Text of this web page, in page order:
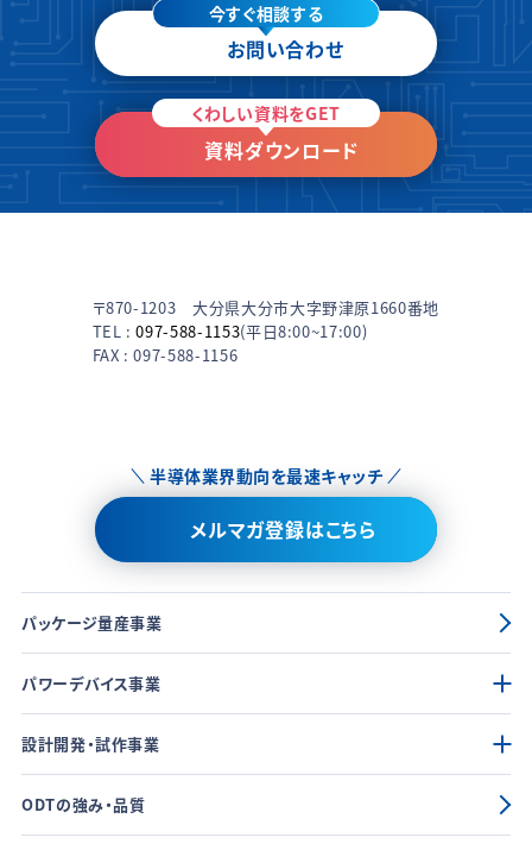
今すぐ相談する
お問い合わせ
くわしい資料をGET
資料ダウンロード
〒870-1203 大分県大分市大字野津原1660番地
TEL :097-588-1153(平日8:00~17:00)
FAX : 097-588-1156
半導体業界動向を最速キャッチ
メルマガ登録はこちら
パッケージ量産事業
パワーデバイス事業
設計開発・試作事業
ODTの強み・品質